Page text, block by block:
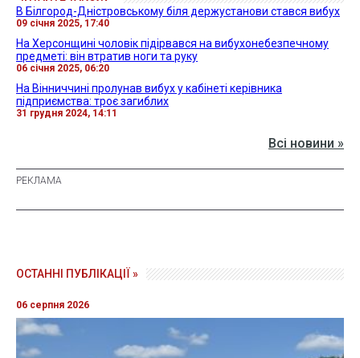
В Білгород-Дністровському біля держустанови стався вибух
09 січня 2025, 17:40
На Херсонщині чоловік підірвався на вибухонебезпечному
предметі: він втратив ноги та руку
06 січня 2025, 06:20
На Вінниччині пролунав вибух у кабінеті керівника
підприємства: троє загиблих
31 грудня 2024, 14:11
Всі новини »
ОСТАННІ ПУБЛІКАЦІЇ »
06 серпня 2026